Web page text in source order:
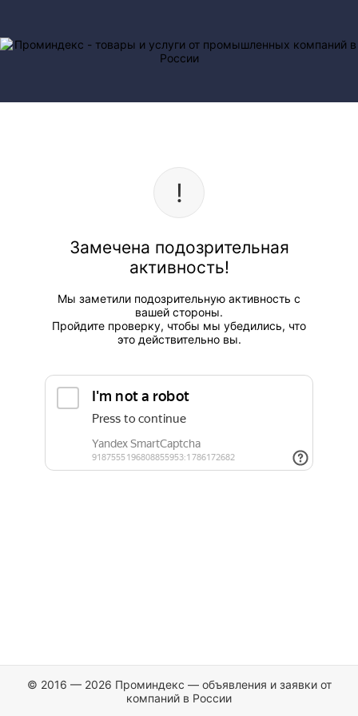
Замечена подозрительная
активность!
Мы заметили подозрительную активность с
вашей стороны.
Пройдите проверку, чтобы мы убедились, что
это действительно вы.
© 2016 — 2026 Проминдекс — объявления и заявки от
компаний в России